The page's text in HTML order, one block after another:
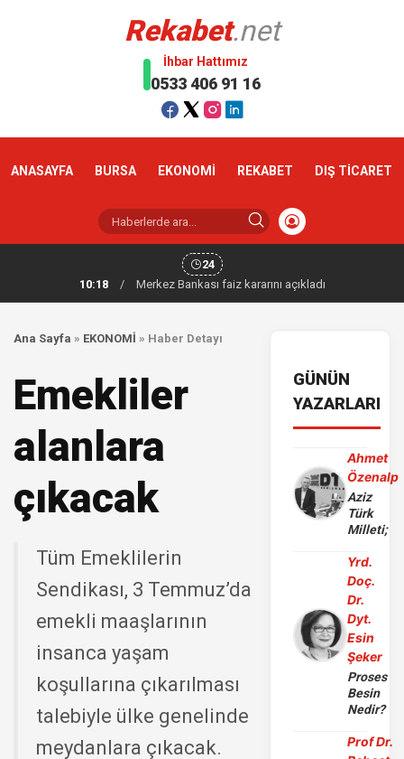
Rekabet.net
İhbar Hattımız
0533 406 91 16
ANASAYFA BURSA EKONOMİ REKABET DIŞ TİCARET
24
10:18
/ Merkez Bankası faiz kararını açıkladı
Ana Sayfa » EKONOMİ » Haber Detayı
Emekliler
alanlara
çıkacak
Tüm Emeklilerin
Sendikası, 3 Temmuz’da
emekli maaşlarının
insanca yaşam
koşullarına çıkarılması
talebiyle ülke genelinde
meydanlara çıkacak.
GÜNÜN
YAZARLARI
Ahmet
Özenalp
Aziz
Türk
Milleti;
Yrd.
Doç.
Dr.
Dyt.
Esin
Şeker
Proses
Besin
Nedir?
Prof Dr.